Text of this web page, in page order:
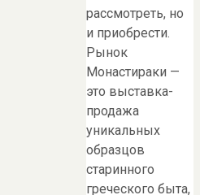
рассмотреть, но
и приобрести.
Рынок
Монастираки —
это выставка-
продажа
уникальных
образцов
старинного
греческого быта,